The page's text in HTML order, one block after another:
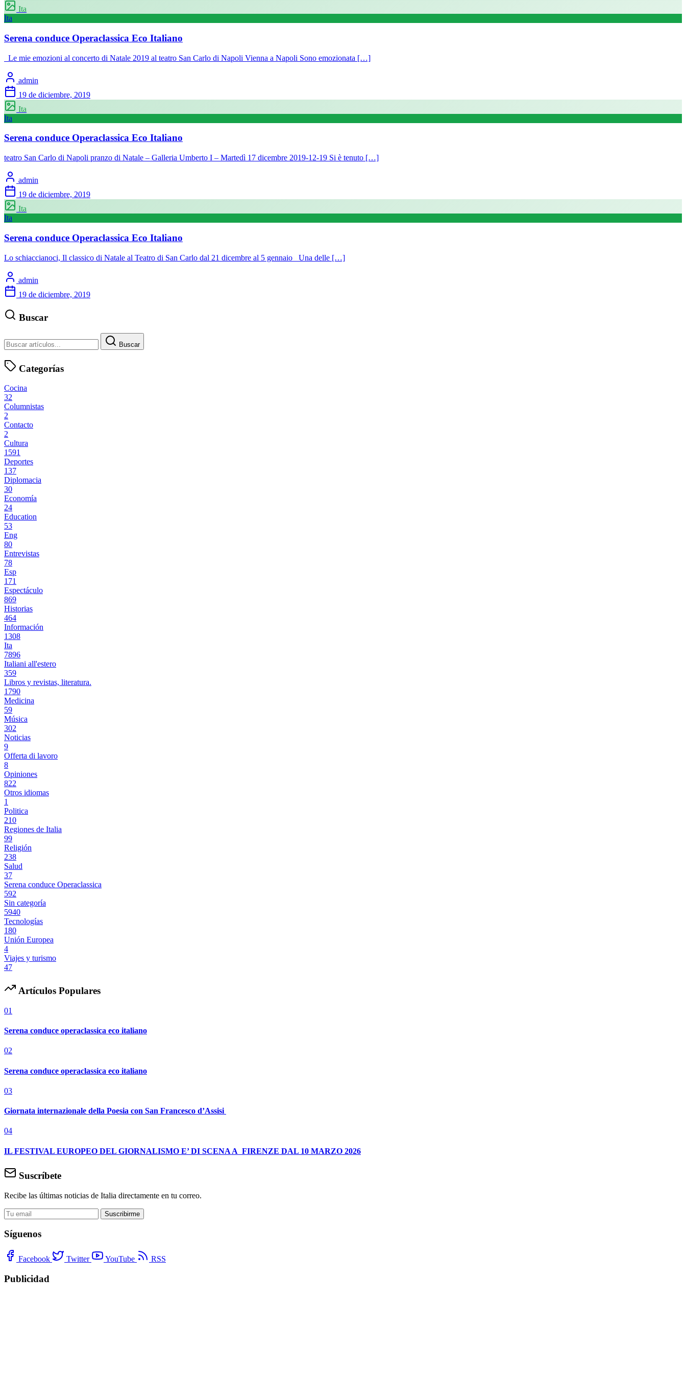
Ita
Ita
Serena conduce Operaclassica Eco Italiano
Le mie emozioni al concerto di Natale 2019 al teatro San Carlo di Napoli Vienna a Napoli Sono emozionata […]
admin
19 de diciembre, 2019
Ita
Ita
Serena conduce Operaclassica Eco Italiano
teatro San Carlo di Napoli pranzo di Natale – Galleria Umberto I – Martedì 17 dicembre 2019-12-19 Si è tenuto […]
admin
19 de diciembre, 2019
Ita
Ita
Serena conduce Operaclassica Eco Italiano
Lo schiaccianoci, Il classico di Natale al Teatro di San Carlo dal 21 dicembre al 5 gennaio Una delle […]
admin
19 de diciembre, 2019
Buscar
Buscar
Categorías
Cocina
32
Columnistas
2
Contacto
2
Cultura
1591
Deportes
137
Diplomacia
30
Economía
24
Education
53
Eng
80
Entrevistas
78
Esp
171
Espectáculo
869
Historias
464
Información
1308
Ita
7896
Italiani all'estero
359
Libros y revistas, literatura.
1790
Medicina
59
Música
302
Noticias
9
Offerta di lavoro
8
Opiniones
822
Otros idiomas
1
Politica
210
Regiones de Italia
99
Religión
238
Salud
37
Serena conduce Operaclassica
592
Sin categoría
5940
Tecnologías
180
Unión Europea
4
Viajes y turismo
47
Artículos Populares
01
Serena conduce operaclassica eco italiano
02
Serena conduce operaclassica eco italiano
03
Giornata internazionale della Poesia con San Francesco d’Assisi
04
IL FESTIVAL EUROPEO DEL GIORNALISMO E’ DI SCENA A FIRENZE DAL 10 MARZO 2026
Suscríbete
Recibe las últimas noticias de Italia directamente en tu correo.
Suscribirme
Síguenos
Facebook Twitter YouTube RSS
Publicidad